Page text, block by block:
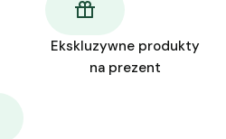
Ekskluzywne produkty
na prezent